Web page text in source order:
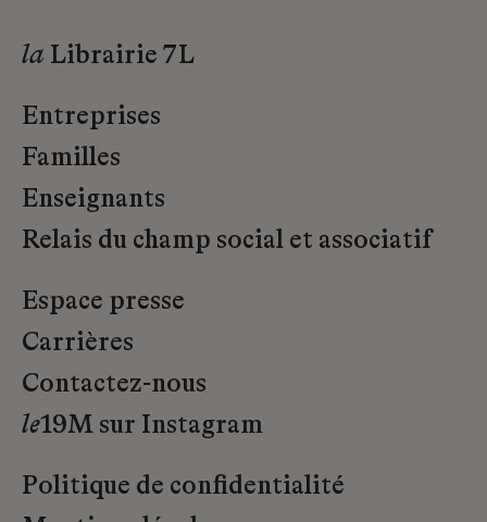
la Librairie 7L
Entreprises
Familles
Enseignants
Relais du champ social et associatif
Espace presse
Carrières
Contactez-nous
le19M sur Instagram
Politique de confidentialité